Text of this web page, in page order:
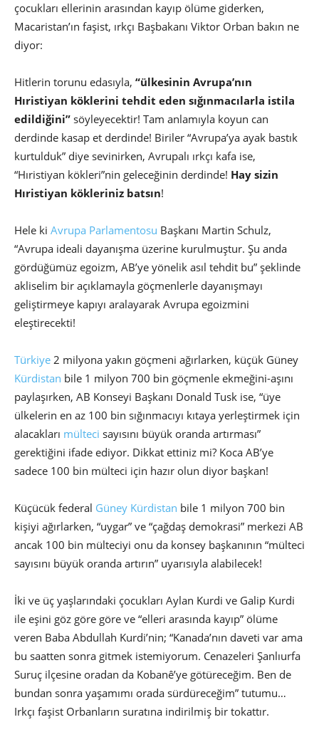
çocukları ellerinin arasından kayıp ölüme giderken,
Macaristan’ın faşist, ırkçı Başbakanı Viktor Orban bakın ne
diyor:
Hitlerin torunu edasıyla, “ülkesinin Avrupa’nın
Hıristiyan köklerini tehdit eden sığınmacılarla istila
edildiğini” söyleyecektir! Tam anlamıyla koyun can
derdinde kasap et derdinde! Biriler “Avrupa’ya ayak bastık
kurtulduk” diye sevinirken, Avrupalı ırkçı kafa ise,
“Hıristiyan kökleri”nin geleceğinin derdinde! Hay sizin
Hıristiyan kökleriniz batsın!
Hele ki Avrupa Parlamentosu Başkanı Martin Schulz,
“Avrupa ideali dayanışma üzerine kurulmuştur. Şu anda
gördüğümüz egoizm, AB’ye yönelik asıl tehdit bu” şeklinde
akliselim bir açıklamayla göçmenlerle dayanışmayı
geliştirmeye kapıyı aralayarak Avrupa egoizmini
eleştirecekti!
Türkiye 2 milyona yakın göçmeni ağırlarken, küçük Güney
Kürdistan bile 1 milyon 700 bin göçmenle ekmeğini-aşını
paylaşırken, AB Konseyi Başkanı Donald Tusk ise, “üye
ülkelerin en az 100 bin sığınmacıyı kıtaya yerleştirmek için
alacakları mülteci sayısını büyük oranda artırması”
gerektiğini ifade ediyor. Dikkat ettiniz mi? Koca AB’ye
sadece 100 bin mülteci için hazır olun diyor başkan!
Küçücük federal Güney Kürdistan bile 1 milyon 700 bin
kişiyi ağırlarken, “uygar” ve “çağdaş demokrasi” merkezi AB
ancak 100 bin mülteciyi onu da konsey başkanının “mülteci
sayısını büyük oranda artırın” uyarısıyla alabilecek!
İki ve üç yaşlarındaki çocukları Aylan Kurdi ve Galip Kurdi
ile eşini göz göre göre ve “elleri arasında kayıp” ölüme
veren Baba Abdullah Kurdi’nin; “Kanada’nın daveti var ama
bu saatten sonra gitmek istemiyorum. Cenazeleri Şanlıurfa
Suruç ilçesine oradan da Kobanê’ye götüreceğim. Ben de
bundan sonra yaşamımı orada sürdüreceğim” tutumu…
Irkçı faşist Orbanların suratına indirilmiş bir tokattır.